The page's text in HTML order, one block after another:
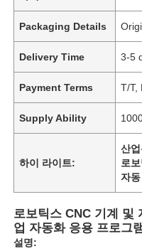
Packaging Details
Delivery Time 3-5
Payment Terms T/T,
Supply Ability
하이 라이트:
산
로
자
로보틱스 CNC 기계 및
업 자동화 응용 프로그
설명: